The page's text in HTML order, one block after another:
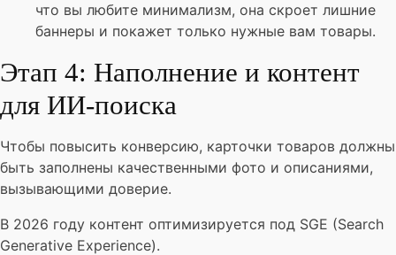
что вы любите минимализм, она скроет лишние
баннеры и покажет только нужные вам товары.
Этап 4: Наполнение и контент
для ИИ-поиска
Чтобы повысить конверсию, карточки товаров должны
быть заполнены качественными фото и описаниями,
вызывающими доверие.
В 2026 году контент оптимизируется под SGE (Search
Generative Experience).